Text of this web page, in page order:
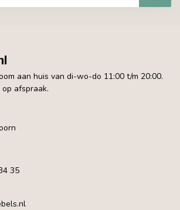
aan huis van di-wo-do 11:00 t/m 20:00.
afspraak.
35